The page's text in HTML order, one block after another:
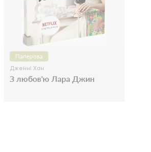
Паперова
Дженні Хан
З любов'ю Лара Джин